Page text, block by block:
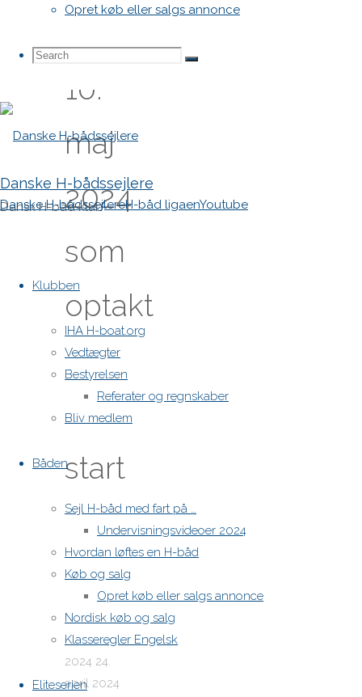
Opret køb eller salgs annonce
Search
Search
Search
Danske H-bådssejlere
Dansk H-båd klub
Danske H-bådssejlereH-båd ligaenYoutube
Klubben
IHA H-boat.org
Vedtægter
Bestyrelsen
Referater og regnskaber
Bliv medlem
Båden
Sejl H-båd med fart på …
Undervisningsvideoer 2024
Hvordan løftes en H-båd
Køb og salg
Opret køb eller salgs annonce
Nordisk køb og salg
Klasseregler Engelsk
Eliteserien
10.
maj
2024
som
optakt
til
Eliteseriens
start
i
Frem.
24. april
2024 24.
april 2024